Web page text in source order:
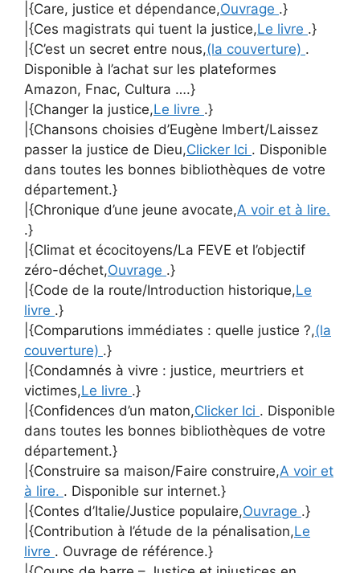
|{Care, justice et dépendance,Ouvrage .}
|{Ces magistrats qui tuent la justice,Le livre .}
|{C’est un secret entre nous,(la couverture) .
Disponible à l’achat sur les plateformes
Amazon, Fnac, Cultura ….}
|{Changer la justice,Le livre .}
|{Chansons choisies d’Eugène Imbert/Laissez
passer la justice de Dieu,Clicker Ici . Disponible
dans toutes les bonnes bibliothèques de votre
département.}
|{Chronique d’une jeune avocate,A voir et à lire.
.}
|{Climat et écocitoyens/La FEVE et l’objectif
zéro-déchet,Ouvrage .}
|{Code de la route/Introduction historique,Le
livre .}
|{Comparutions immédiates : quelle justice ?,(la
couverture) .}
|{Condamnés à vivre : justice, meurtriers et
victimes,Le livre .}
|{Confidences d’un maton,Clicker Ici . Disponible
dans toutes les bonnes bibliothèques de votre
département.}
|{Construire sa maison/Faire construire,A voir et
à lire. . Disponible sur internet.}
|{Contes d’Italie/Justice populaire,Ouvrage .}
|{Contribution à l’étude de la pénalisation,Le
livre . Ouvrage de référence.}